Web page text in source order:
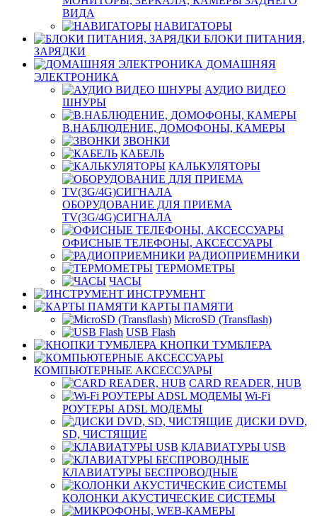
ВИДА
НАВИГАТОРЫ
БЛОКИ ПИТАНИЯ,
ЗАРЯДКИ
ДОМАШНЯЯ
ЭЛЕКТРОНИКА
АУДИО ВИДЕО
ШНУРЫ
В.НАБЛЮДЕНИЕ, ДОМОФОНЫ, КАМЕРЫ
ЗВОНКИ
КАБЕЛЬ
КАЛЬКУЛЯТОРЫ
ОБОРУДОВАНИЕ ДЛЯ ПРИЕМА
TV(3G/4G)СИГНАЛА
ОФИСНЫЕ ТЕЛЕФОНЫ, АКСЕССУАРЫ
РАДИОПРИЕМНИКИ
ТЕРМОМЕТРЫ
ЧАСЫ
ИНСТРУМЕНТ
КАРТЫ ПАМЯТИ
MicroSD (Transflash)
USB Flash
КНОПКИ ТУМБЛЕРА
КОМПЬЮТЕРНЫЕ АКСЕССУАРЫ
CARD READER, HUB
Wi-Fi
РОУТЕРЫ ADSL МОДЕМЫ
ДИСКИ DVD,
SD, ЧИСТЯЩИЕ
КЛАВИАТУРЫ USB
КЛАВИАТУРЫ БЕСПРОВОДНЫЕ
КОЛОНКИ АКУСТИЧЕСКИЕ СИСТЕМЫ